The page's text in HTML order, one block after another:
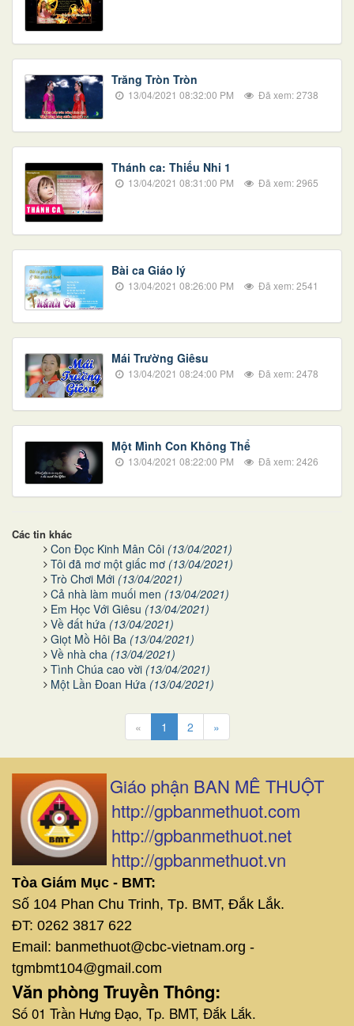
Trăng Tròn Tròn
13/04/2021 08:32:00 PM Đã xem: 2738
Thánh ca: Thiếu Nhi 1
13/04/2021 08:31:00 PM Đã xem: 2965
Bài ca Giáo lý
13/04/2021 08:26:00 PM Đã xem: 2541
Mái Trường Giêsu
13/04/2021 08:24:00 PM Đã xem: 2478
Một Mình Con Không Thể
13/04/2021 08:22:00 PM Đã xem: 2426
Các tin khác
Con Đọc Kinh Mân Côi (13/04/2021)
Tôi đã mơ một giấc mơ (13/04/2021)
Trò Chơi Mới (13/04/2021)
Cả nhà làm muối men (13/04/2021)
Em Học Với Giêsu (13/04/2021)
Về đất hứa (13/04/2021)
Giọt Mồ Hôi Ba (13/04/2021)
Về nhà cha (13/04/2021)
Tình Chúa cao vời (13/04/2021)
Một Lần Đoan Hứa (13/04/2021)
« 1 2 »
Giáo phận BAN MÊ THUỘT
http://gpbanmethuot.com
http://gpbanmethuot.net
http://gpbanmethuot.vn
Tòa Giám Mục - BMT:
Số 104 Phan Chu Trinh, Tp. BMT, Đắk Lắk.
ĐT: 0262 3817 622
Email: banmethuot@cbc-vietnam.org -
tgmbmt104@gmail.com
Văn phòng Truyền Thông:
Số 01 Trần Hưng Đạo, Tp. BMT, Đắk Lắk.